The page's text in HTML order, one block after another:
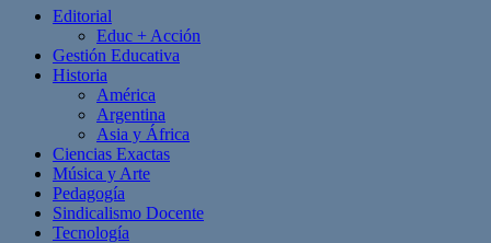
Editorial
Educ + Acción
Gestión Educativa
Historia
América
Argentina
Asia y África
Ciencias Exactas
Música y Arte
Pedagogía
Sindicalismo Docente
Tecnología